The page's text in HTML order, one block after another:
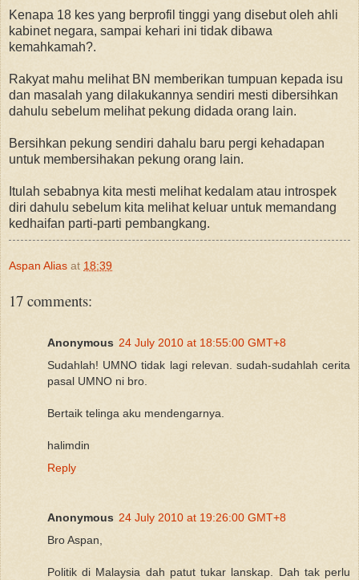
Kenapa 18 kes yang berprofil tinggi yang disebut oleh ahli
kabinet negara, sampai kehari ini tidak dibawa
kemahkamah?.
Rakyat mahu melihat BN memberikan tumpuan kepada isu
dan masalah yang dilakukannya sendiri mesti dibersihkan
dahulu sebelum melihat pekung didada orang lain.
Bersihkan pekung sendiri dahalu baru pergi kehadapan
untuk membersihakan pekung orang lain.
Itulah sebabnya kita mesti melihat kedalam atau introspek
diri dahulu sebelum kita melihat keluar untuk memandang
kedhaifan parti-parti pembangkang.
Aspan Alias at 18:39
17 comments:
Anonymous 24 July 2010 at 18:55:00 GMT+8
Sudahlah! UMNO tidak lagi relevan. sudah-sudahlah cerita
pasal UMNO ni bro.
Bertaik telinga aku mendengarnya.
halimdin
Reply
Anonymous 24 July 2010 at 19:26:00 GMT+8
Bro Aspan,
Politik di Malaysia dah patut tukar lanskap. Dah tak perlu